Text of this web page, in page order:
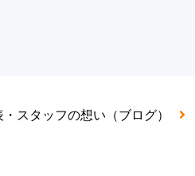
・スタッフの想い（ブログ）